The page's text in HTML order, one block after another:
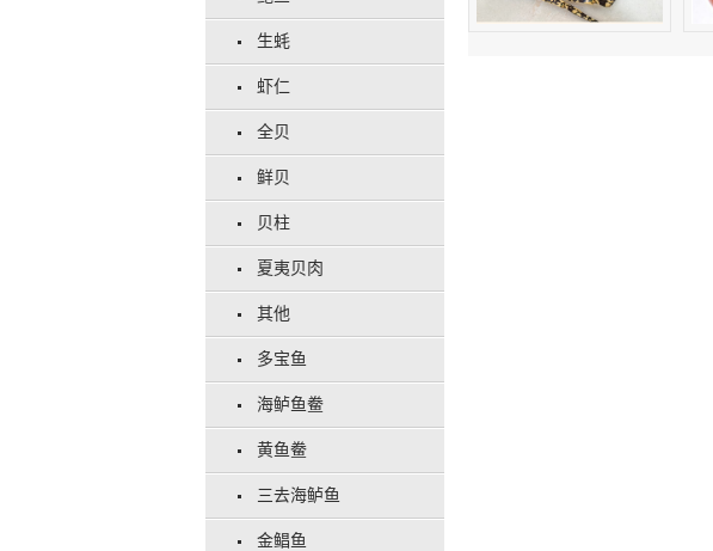
生蚝
虾仁
全贝
鲜贝
贝柱
夏夷贝肉
其他
多宝鱼
海鲈鱼鲞
黄鱼鲞
三去海鲈鱼
金鲳鱼